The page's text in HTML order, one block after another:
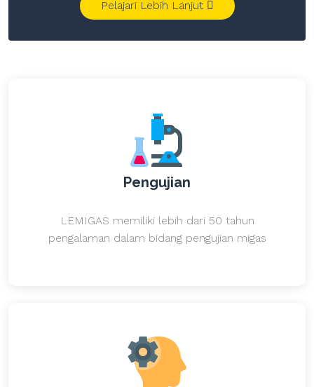
Pelajari Lebih Lanjut
Pengujian
LEMIGAS memiliki lebih dari 50 tahun
pengalaman dalam bidang pengujian migas